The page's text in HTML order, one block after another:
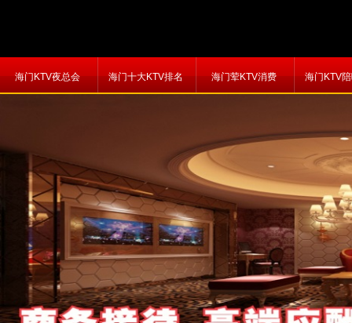
海门KTV夜总会 海门十大KTV排名 海门荤KTV消费 海门KTV